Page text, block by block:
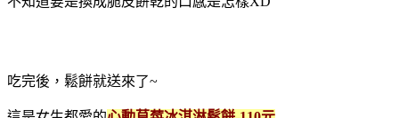
吃完後，鬆餅就送來了~